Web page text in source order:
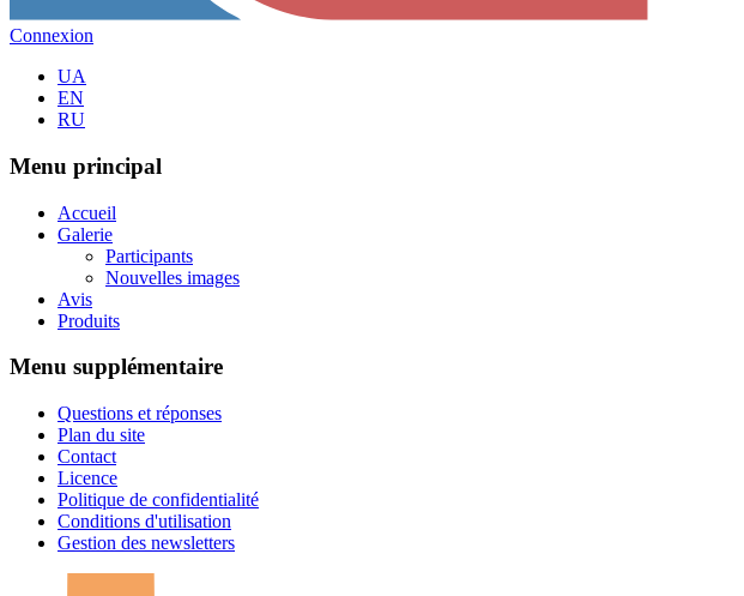
Connexion
UA
EN
RU
Menu principal
Accueil
Galerie
Participants
Nouvelles images
Avis
Produits
Menu supplémentaire
Questions et réponses
Plan du site
Contact
Licence
Politique de confidentialité
Conditions d'utilisation
Gestion des newsletters